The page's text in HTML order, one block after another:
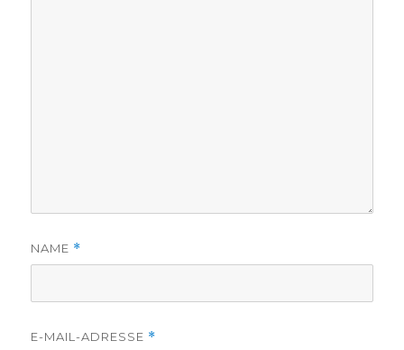
NAME *
E-MAIL-ADRESSE *